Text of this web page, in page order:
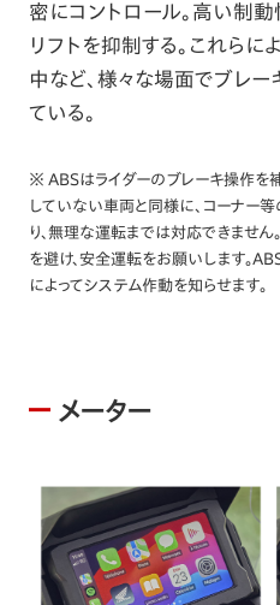
密にコントロール。高い制
リフトを抑制する。これら
中など、様々な場面でブレ
ている。
※ ABSはライダーのブレーキ操作を
していない車両と同様に、コーナー
り、無理な運転までは対応できませ
を避け、安全運転をお願いします。
によってシステム作動を知らせます。
メーター